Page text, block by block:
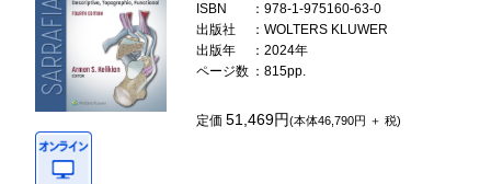
ISBN
：978-1-975160-63-0
出版社
：WOLTERS KLUWER
出版年
：2024年
ページ数 ：815pp.
定価51,469円(本体46,790円 ＋ 税)